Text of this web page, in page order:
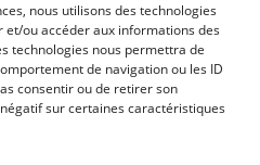
nous utilisons des technologies
et/ou accéder aux informations des
technologies nous permettra de
de navigation ou les ID
consentir ou de retirer son
sur certaines caractéristiques